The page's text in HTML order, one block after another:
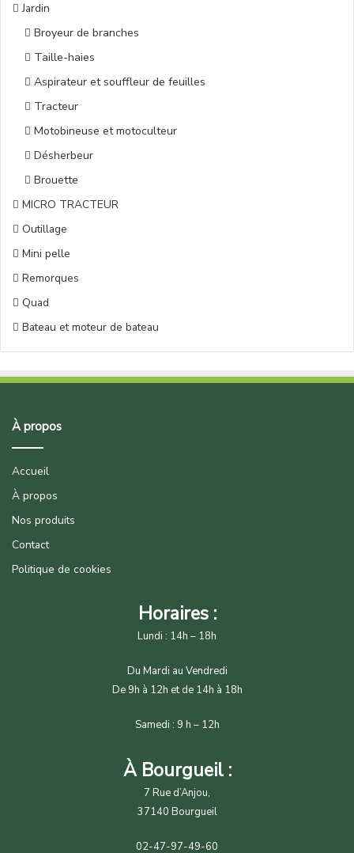
Jardin
Broyeur de branches
Taille-haies
Aspirateur et souffleur de feuilles
Tracteur
Motobineuse et motoculteur
Désherbeur
Brouette
MICRO TRACTEUR
Outillage
Mini pelle
Remorques
Quad
Bateau et moteur de bateau
À propos
Accueil
À propos
Nos produits
Contact
Politique de cookies
Horaires :
Lundi : 14h – 18h
Du Mardi au Vendredi
De 9h à 12h et de 14h à 18h
Samedi : 9 h – 12h
À Bourgueil :
7 Rue d’Anjou,
37140 Bourgueil
02-47-97-49-60